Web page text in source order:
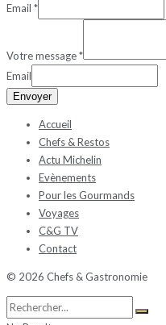
Email *
Votre message*
Email
Envoyer
Accueil
Chefs & Restos
Actu Michelin
Evènements
Pour les Gourmands
Voyages
C&G TV
Contact
© 2026 Chefs & Gastronomie